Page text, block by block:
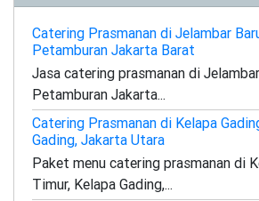
Catering Prasmanan di Jelambar
Petamburan Jakarta Barat
Jasa catering prasmanan di
Petamburan Jakarta...
Catering Prasmanan di Kelapa
Gading, Jakarta Utara
Paket menu catering prasmanan di
Timur, Kelapa Gading,...